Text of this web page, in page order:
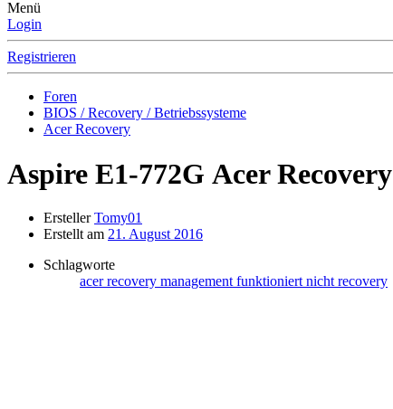
Menü
Login
Registrieren
Foren
BIOS / Recovery / Betriebssysteme
Acer Recovery
Aspire E1-772G Acer
Ersteller Tomy01
Erstellt am 21. August 2016
Schlagworte
acer recovery management funktioniert nicht recovery